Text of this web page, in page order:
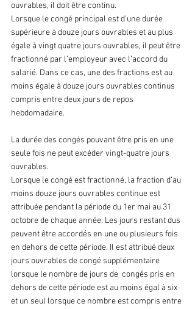
ouvrables, il doit être continu.
Lorsque le congé principal est d’une durée
supérieure à douze jours ouvrables et au plus
égale à vingt quatre jours ouvrables, il peut être
fractionné par l’employeur avec l’accord du
salarié. Dans ce cas, une des fractions est au
moins égale à douze jours ouvrables continus
compris entre deux jours de repos
hebdomadaire.
La durée des congés pouvant être pris en une
seule fois ne peut excéder vingt-quatre jours
ouvrables.
Lorsque le congé est fractionné, la fraction d’au
moins douze jours ouvrables continue est
attribuée pendant la période du 1er mai au 31
octobre de chaque année. Les jours restant dus
peuvent être accordés en une ou plusieurs fois
en dehors de cette période. Il est attribué deux
jours ouvrables de congé supplémentaire
lorsque le nombre de jours de  congés pris en
dehors de cette période est au moins égal à six
et un seul lorsque ce nombre est compris entre